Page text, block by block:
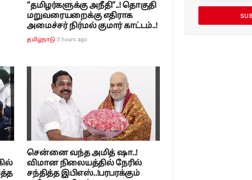
“தமிழர்களுக்கு அநீதி”..! தொகுதி
மறுவரையறைக்கு எதிராக
அமைச்சர் நிர்மல் குமார் காட்டம்..!
தமிழ்நாடு 3 hours ago
சென்னை வந்த அமித் ஷா..!
விமான நிலையத்தில் நேரில்
சந்தித்த இபிஎஸ்..!பரபரக்கும்